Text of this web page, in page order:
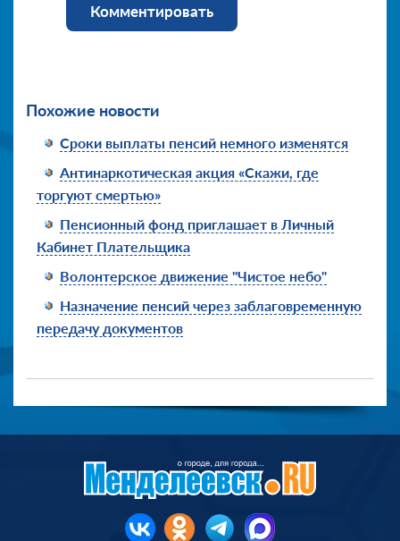
Комментировать
Похожие новости
Сроки выплаты пенсий немного изменятся
Антинаркотическая акция «Скажи, где
торгуют смертью»
Пенсионный фонд приглашает в Личный
Кабинет Плательщика
Волонтерское движение "Чистое небо"
Назначение пенсий через заблаговременную
передачу документов